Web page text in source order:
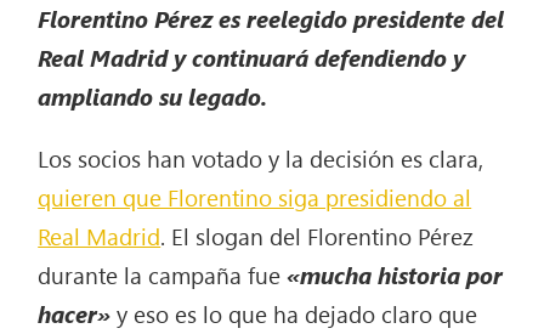
Florentino Pérez es reelegido presidente del
Real Madrid y continuará defendiendo y
ampliando su legado.
Los socios han votado y la decisión es clara,
quieren que Florentino siga presidiendo al
Real Madrid. El slogan del Florentino Pérez
durante la campaña fue«mucha historia por
hacer»y eso es lo que ha dejado claro que